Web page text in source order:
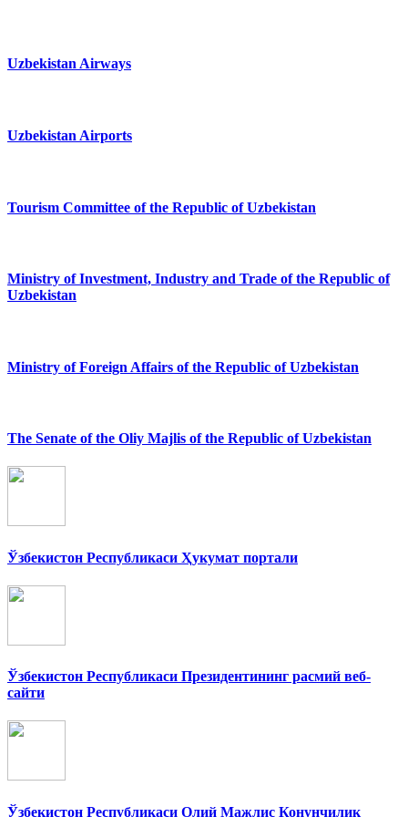
Uzbekistan Airways
Uzbekistan Airports
Tourism Committee of the Republic of Uzbekistan
Ministry of Investment, Industry and Trade of the Republic of
Uzbekistan
Ministry of Foreign Affairs of the Republic of Uzbekistan
The Senate of the Oliy Majlis of the Republic of Uzbekistan
Ўзбекистон Республикаси Ҳукумат портали
Ўзбекистон Республикаси Президентининг расмий веб-
сайти
Ўзбекистон Республикаси Олий Мажлис Конунчилик